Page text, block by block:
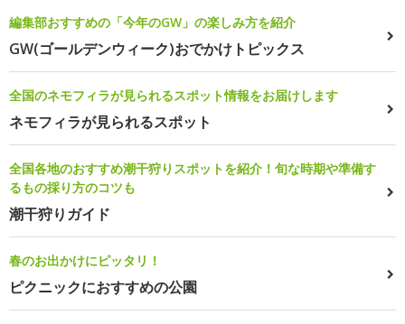
編集部おすすめの「今年のGW」の楽しみ方を紹介
GW(ゴールデンウィーク)おでかけトピックス
全国のネモフィラが見られるスポット情報をお届けします
ネモフィラが見られるスポット
全国各地のおすすめ潮干狩りスポットを紹介！旬な時期や準備す
るもの採り方のコツも
潮干狩りガイド
春のお出かけにピッタリ！
ピクニックにおすすめの公園